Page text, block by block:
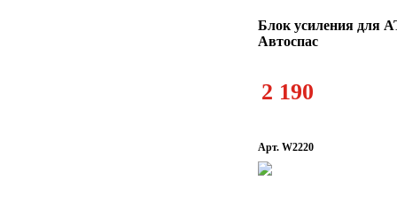
Блок усиления для
Автоспас
2 190
Арт. W2220